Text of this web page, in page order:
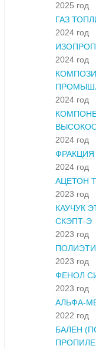
2025 год
ГАЗ
2024 год
2024 год
2024 год
2024 год
ФРАКЦИЯ
2024 год
АЦЕТОН
2023 год
КАУЧУК
СКЭПТ-Э
2023 год
2023 год
ФЕНОЛ
2023 год
АЛЬФА-
2022 год
БАЛЕН